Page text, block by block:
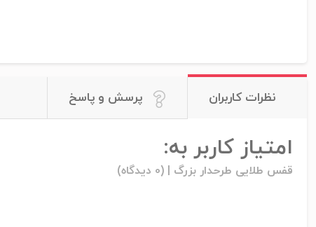
نظرات کاربران پرسش و پاسخ
امتیاز کاربر به:
قفس طلایی طرحدار بزرگ |(0 دیدگاه)